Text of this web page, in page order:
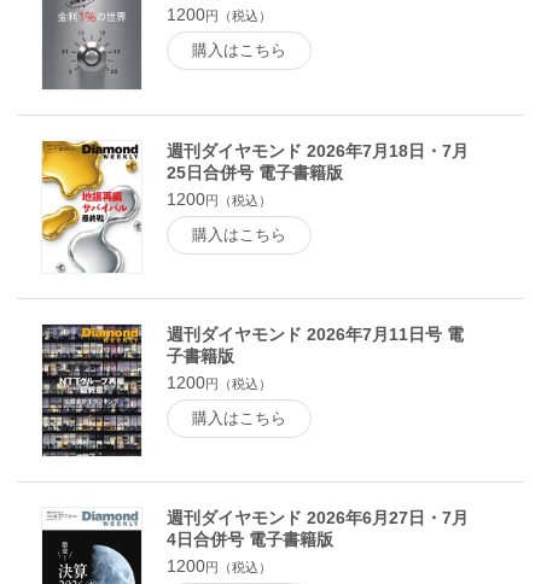
縦横無尽●ビジネス掲示板●世界遺産を撮る
1200円（税込）
購入はこちら
週刊ダイヤモンド 2026年7月18日・7月
25日合併号 電子書籍版
1200円（税込）
購入はこちら
週刊ダイヤモンド 2026年7月11日号 電
子書籍版
1200円（税込）
購入はこちら
週刊ダイヤモンド 2026年6月27日・7月
4日合併号 電子書籍版
1200円（税込）